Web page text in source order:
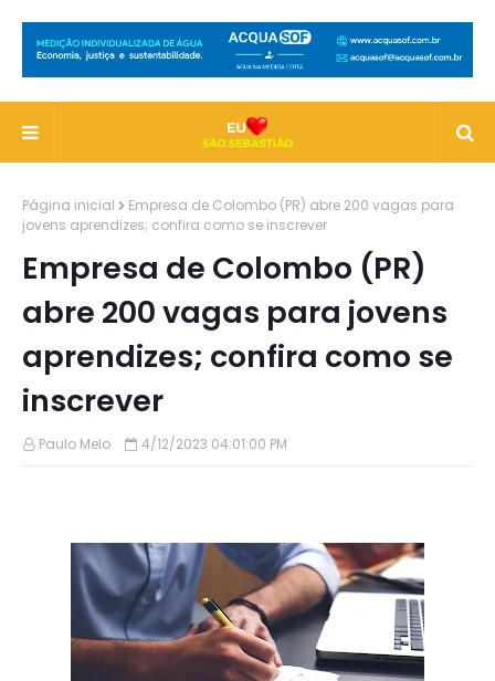
Página inicial
Empresa de Colombo (PR) abre 200 vagas para
jovens aprendizes; confira como se inscrever
Empresa de Colombo (PR)
abre 200 vagas para jovens
aprendizes; confira como se
inscrever
Paulo Melo 4/12/2023 04:01:00 PM